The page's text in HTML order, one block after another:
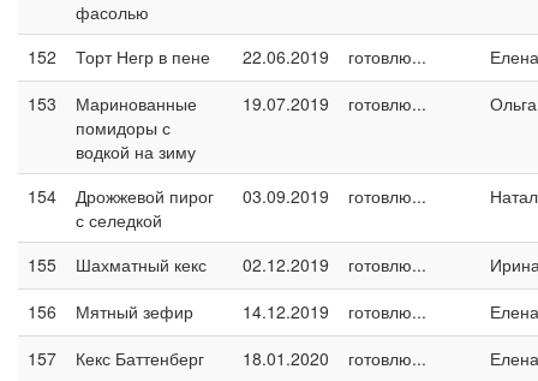
фасолью
152
Торт Негр в пене 22.06.2019 готовлю...
153
Маринованные
помидоры с
водкой на зиму
19.07.2019 готовлю... Ольга
154
Дрожжевой пирог
с селедкой
03.09.2019 готовлю...
155 Шахматный кекс 02.12.2019 готовлю...
156
Мятный зефир 14.12.2019 готовлю...
157
Кекс Баттенберг 18.01.2020 готовлю...